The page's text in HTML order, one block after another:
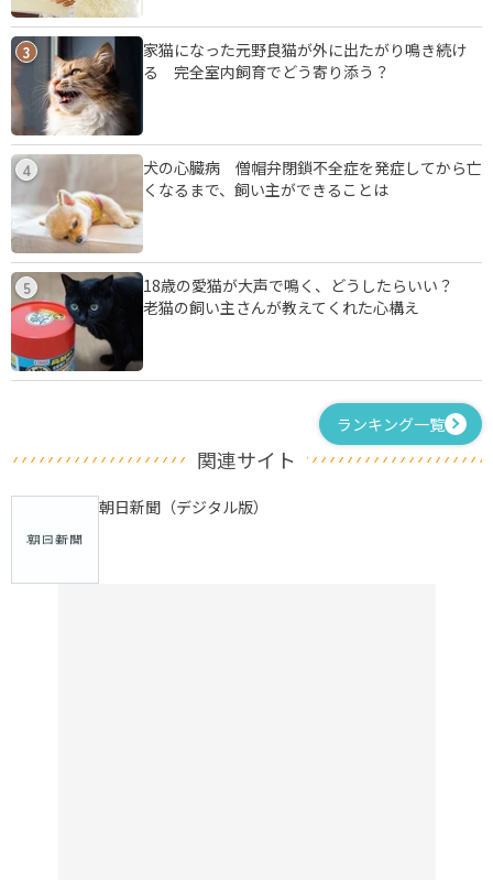
3
家猫になった元野良猫が外に出たがり鳴き続け
る 完全室内飼育でどう寄り添う？
4
犬の心臓病 僧帽弁閉鎖不全症を発症してから亡
くなるまで、飼い主ができることは
5
18歳の愛猫が大声で鳴く、どうしたらいい？
老猫の飼い主さんが教えてくれた心構え
ランキング一覧
関連サイト
朝日新聞（デジタル版）